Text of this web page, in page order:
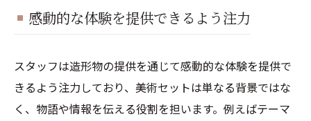
感動的な体験を提供できるよう注力
スタッフは造形物の提供を通じて感動的な体験を提供で
きるよう注力しており、美術セットは単なる背景ではな
く、物語や情報を伝える役割を担います。例えばテーマ